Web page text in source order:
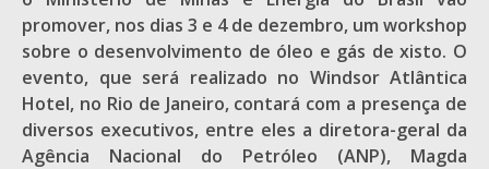
promover, nos dias 3 e 4 de dezembro, um workshop
sobre o desenvolvimento de óleo e gás de xisto. O
evento, que será realizado no Windsor Atlântica
Hotel, no Rio de Janeiro, contará com a presença de
diversos executivos, entre eles a diretora-geral da
Agência Nacional do Petróleo (ANP), Magda